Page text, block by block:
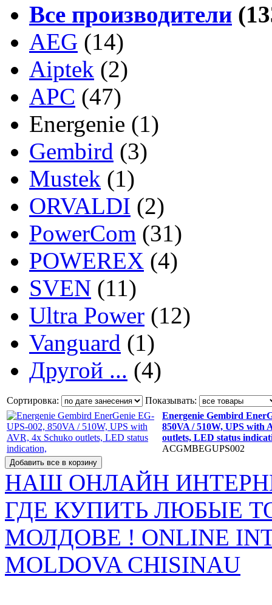
Все производители
AEG (14)
Aiptek (2)
APC (47)
Energenie (1)
Gembird (3)
Mustek (1)
ORVALDI (2)
PowerCom (31)
POWEREX (4)
SVEN (11)
Ultra Power (12)
Vanguard (1)
Другой ... (4)
Сортировка:
Показывать:
Energenie Gembird
850VA / 510W, UPS with
outlets, LED status
ACGMBEGUPS002
НАШ ОНЛАЙН
ГДЕ КУПИТЬ ЛЮБЫЕ
МОЛДОВЕ ! ONLINE
MOLDOVA CHISINAU